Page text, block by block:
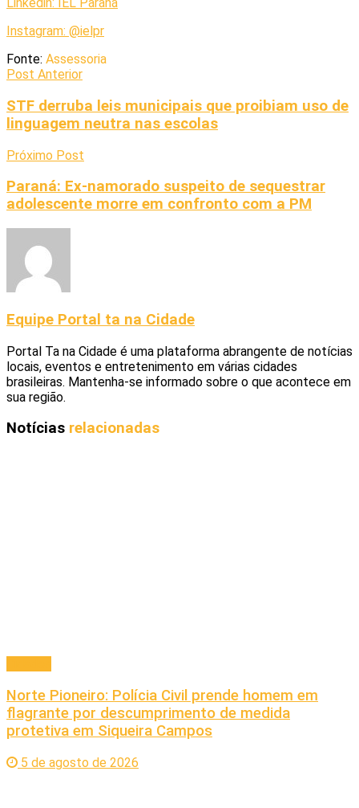
Linkedin: IEL Paraná
Instagram: @ielpr
Fonte: Assessoria
Post Anterior
STF derruba leis municipais que proibiam uso de
linguagem neutra nas escolas
Próximo Post
Paraná: Ex-namorado suspeito de sequestrar
adolescente morre em confronto com a PM
Equipe Portal ta na Cidade
Portal Ta na Cidade é uma plataforma abrangente de notícias
locais, eventos e entretenimento em várias cidades
brasileiras. Mantenha-se informado sobre o que acontece em
sua região.
Notícias relacionadas
Norte Pioneiro: Polícia Civil prende homem em
flagrante por descumprimento de medida
protetiva em Siqueira Campos
5 de agosto de 2026